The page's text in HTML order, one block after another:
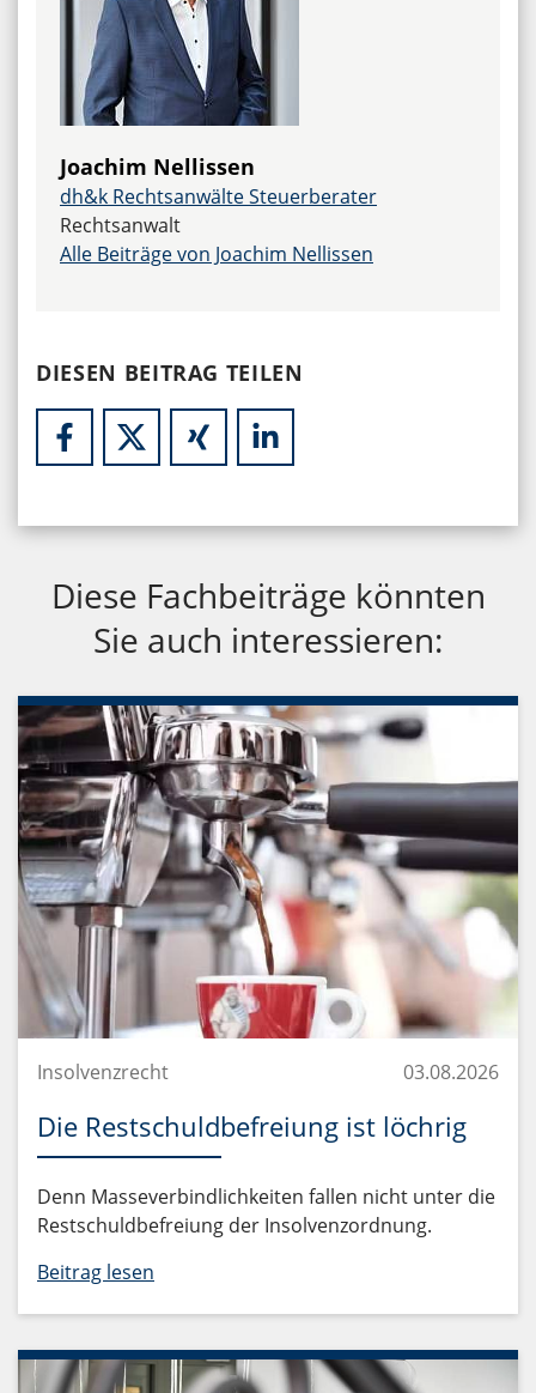
Joachim Nellissen
dh&k Rechtsanwälte Steuerberater
Rechtsanwalt
Alle Beiträge von Joachim Nellissen
DIESEN BEITRAG TEILEN
Diese Fachbeiträge könnten
Sie auch interessieren:
Insolvenzrecht 03.08.2026
Die Restschuldbefreiung ist löchrig
Denn Masseverbindlichkeiten fallen nicht unter die
Restschuldbefreiung der Insolvenzordnung.
Beitrag lesen